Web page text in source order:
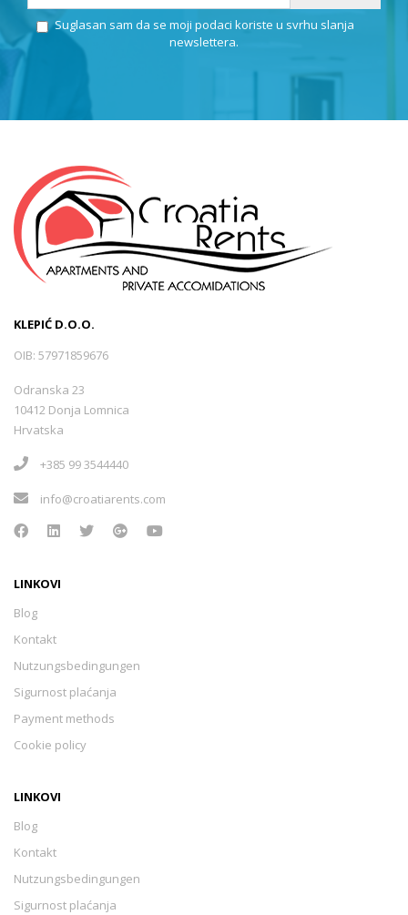
Suglasan sam da se moji podaci koriste u svrhu slanja
newslettera.
KLEPIĆ D.O.O.
OIB: 57971859676
Odranska 23
10412 Donja Lomnica
Hrvatska
+385 99 3544440
info@croatiarents.com
LINKOVI
Blog
Kontakt
Nutzungsbedingungen
Sigurnost plaćanja
Payment methods
Cookie policy
LINKOVI
Blog
Kontakt
Nutzungsbedingungen
Sigurnost plaćanja